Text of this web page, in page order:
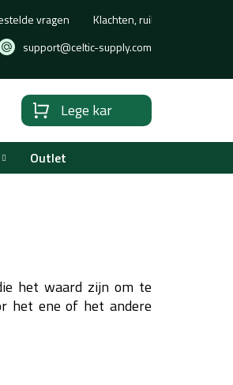
support@celtic-supply.com
vragen Klachten, ruilen of
Winkelwagen
Lege kar
Outlet
het waard zijn om te
het ene of het andere